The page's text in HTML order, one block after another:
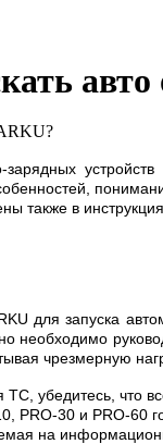
зарядных
также в
для запуска
необходимо
чрезмерную
ТС, убедитесь,
30 и PRO-60
на